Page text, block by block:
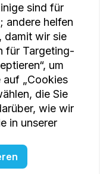
sind für
andere helfen
damit wir sie
für Targeting-
um
„Cookies
die Sie
wie wir
in unserer